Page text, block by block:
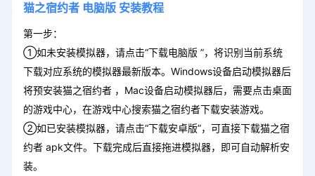
猫之宿约者 电脑版 安装教程
第一步：
①如未安装模拟器，请点击“下载电脑版 ”，将识别当前系统
下载对应系统的模拟器最新版本。Windows设备启动模拟器后
将预安装猫之宿约者 ，Mac设备启动模拟器后，需要点击桌面
的游戏中心，在游戏中心搜索猫之宿约者下载安装游戏。
②如已安装模拟器，请点击“下载安卓版”，可直接下载猫之宿
约者 apk文件。下载完成后直接拖进模拟器，即可自动解析安
装。